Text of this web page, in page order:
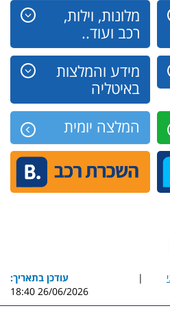
מלונות, וילות,
רכב ועוד..
מידע והמלצות
באיטליה
המלצה יומית
|
עודכן בתאריך:
26/06/2026 18:40